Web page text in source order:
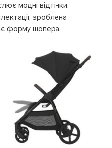
модні відтінки.
зроблена
форму шопера.